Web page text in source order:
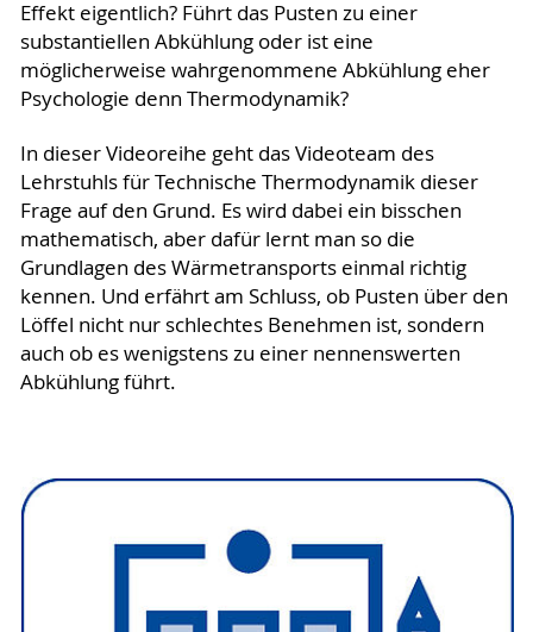
Effekt eigentlich? Führt das Pusten zu einer
substantiellen Abkühlung oder ist eine
möglicherweise wahrgenommene Abkühlung eher
Psychologie denn Thermodynamik?
In dieser Videoreihe geht das Videoteam des
Lehrstuhls für Technische Thermodynamik dieser
Frage auf den Grund. Es wird dabei ein bisschen
mathematisch, aber dafür lernt man so die
Grundlagen des Wärmetransports einmal richtig
kennen. Und erfährt am Schluss, ob Pusten über den
Löffel nicht nur schlechtes Benehmen ist, sondern
auch ob es wenigstens zu einer nennenswerten
Abkühlung führt.